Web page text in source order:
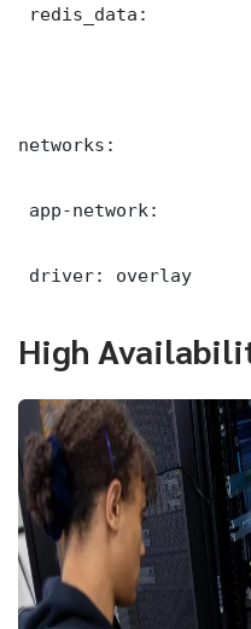
redis_data:
networks:
app-network:
driver: overlay
High